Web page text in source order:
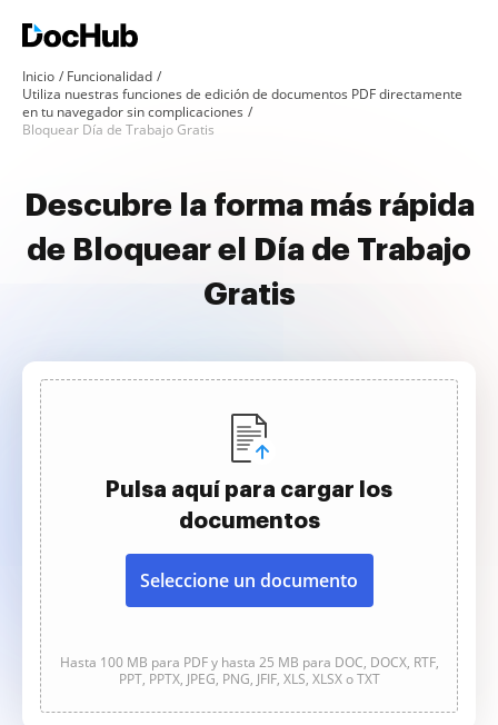
Inicio
Funcionalidad
Utiliza nuestras funciones de edición de documentos PDF directamente
en tu navegador sin complicaciones
Bloquear Día de Trabajo Gratis
Descubre la forma más rápida
de Bloquear el Día de Trabajo
Gratis
Pulsa aquí para cargar los
documentos
Seleccione un documento
Hasta 100 MB para PDF y hasta 25 MB para DOC, DOCX, RTF,
PPT, PPTX, JPEG, PNG, JFIF, XLS, XLSX o TXT